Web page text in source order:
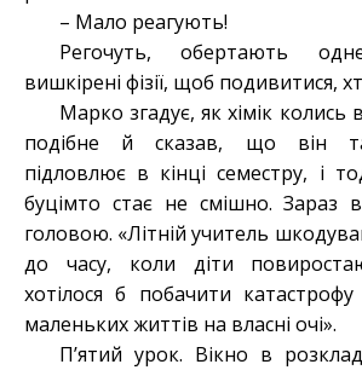
– Мало реагують!
Регочуть, обертають
вишкірені фізії, щоб подивитися,
Марко згадує, як хімік колись
подібне й сказав, що він
підловлює в кінці семестру, і
буцімто стає не смішно. Зараз
головою. «Літній учитель
до часу, коли діти
хотілося б побачити
маленьких життів на власні очі».
П’ятий урок. Вікно в